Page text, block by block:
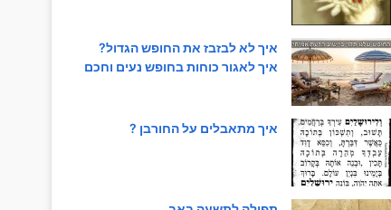
איך לא לבזבז את החופש הגדול?
איך לאגור כוחות בחופש נעים וחכם
איך מתאבלים על החורבן ?